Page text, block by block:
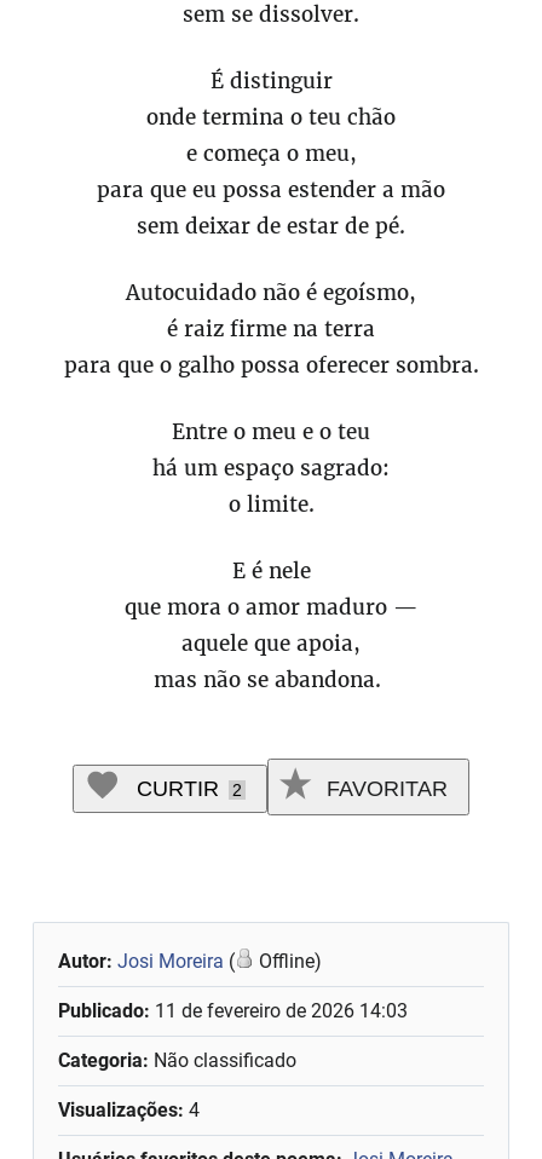
sem se dissolver.
É distinguir
onde termina o teu chão
e começa o meu,
para que eu possa estender a mão
sem deixar de estar de pé.
Autocuidado não é egoísmo,
é raiz firme na terra
para que o galho possa oferecer sombra.
Entre o meu e o teu
há um espaço sagrado:
o limite.
E é nele
que mora o amor maduro —
aquele que apoia,
mas não se abandona.
CURTIR 2 FAVORITAR
Autor:Josi Moreira ( Offline)
Publicado: 11 de fevereiro de 2026 14:03
Categoria: Não classificado
Visualizações: 4